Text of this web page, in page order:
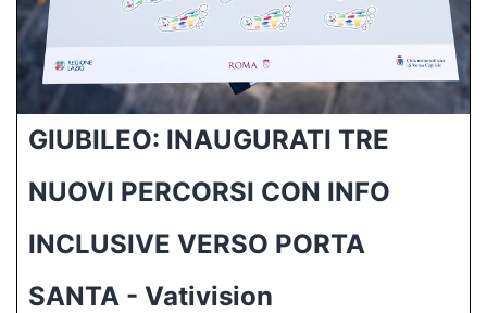
GIUBILEO: INAUGURATI TRE
NUOVI PERCORSI CON INFO
INCLUSIVE VERSO PORTA
SANTA - Vativision